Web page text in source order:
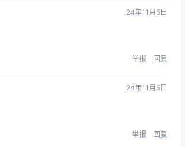
24年11月5日
举报 回复
24年11月5日
举报 回复